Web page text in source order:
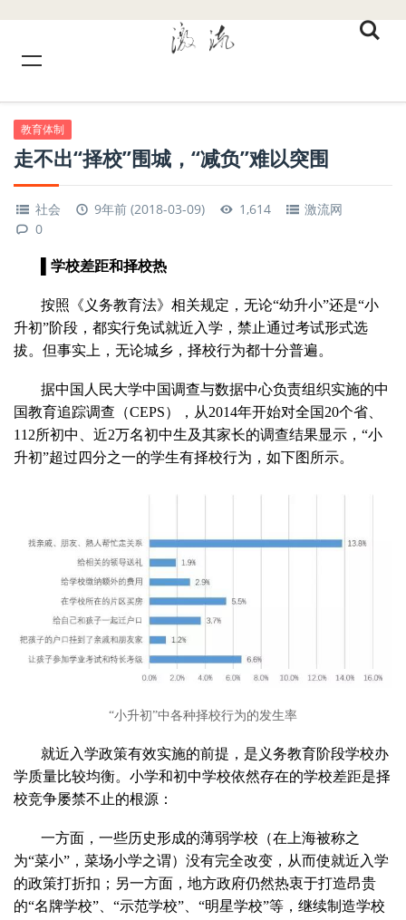
教育体制
走不出“择校”围城，“减负”难以突围
社会 9年前 (2018-03-09) 1,614
激流网
0
▌学校差距和择校热
按照《义务教育法》相关规定，无论“幼升小”还是“小
升初”阶段，都实行免试就近入学，禁止通过考试形式选
拔。但事实上，无论城乡，择校行为都十分普遍。
据中国人民大学中国调查与数据中心负责组织实施的中
国教育追踪调查（CEPS），从2014年开始对全国20个省、
112所初中、近2万名初中生及其家长的调查结果显示，“小
升初”超过四分之一的学生有择校行为，如下图所示。
“小升初”中各种择校行为的发生率
就近入学政策有效实施的前提，是义务教育阶段学校办
学质量比较均衡。小学和初中学校依然存在的学校差距是择
校竞争屡禁不止的根源：
一方面，一些历史形成的薄弱学校（在上海被称之
为“菜小”，菜场小学之谓）没有完全改变，从而使就近入学
的政策打折扣；另一方面，地方政府仍然热衷于打造昂贵
的“名牌学校”、“示范学校”、“明星学校”等，继续制造学校